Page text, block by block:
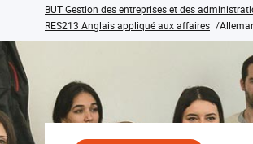
BUT Gestion des entreprises et des
RES213 Anglais appliqué aux affaires